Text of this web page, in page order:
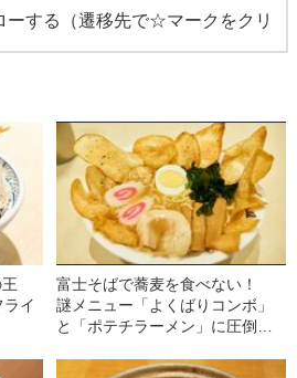
ーする
（遷移先で☆マークをクリ
ライ
富士そばで蕎麦を食べない！
謎メニュー「よくばりコンボ」
と「ポテチラーメン」に圧倒さ